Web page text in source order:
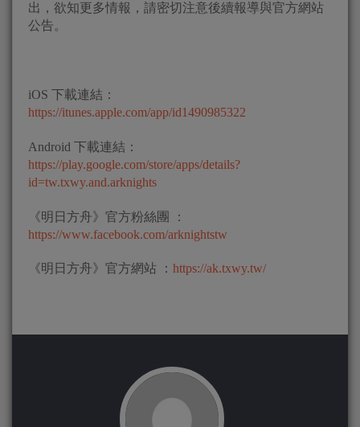
出，欲知更多情報，請密切注意後續報導與官方網站
公告。
iOS 下載連結：
https://itunes.apple.com/app/id1490985322
Android 下載連結：
https://play.google.com/store/apps/details?
id=tw.txwy.and.arknights
《明日方舟》官方粉絲團 ：
https://www.facebook.com/arknightstw
《明日方舟》官方網站 ： https://ak.txwy.tw/